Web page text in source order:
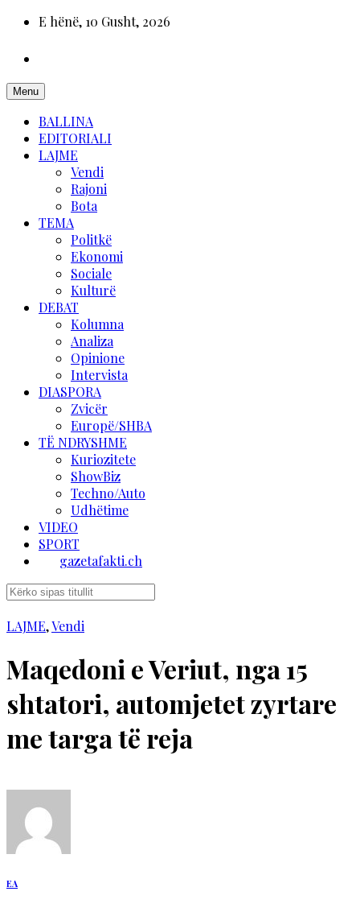
E hënë, 10 Gusht, 2026
Menu
BALLINA
EDITORIALI
LAJME
Vendi
Rajoni
Bota
TEMA
Politkë
Ekonomi
Sociale
Kulturë
DEBAT
Kolumna
Analiza
Opinione
Intervista
DIASPORA
Zvicër
Europë/SHBA
TË NDRYSHME
Kuriozitete
ShowBiz
Techno/Auto
Udhëtime
VIDEO
SPORT
gazetafakti.ch
LAJME,Vendi
Maqedoni e Veriut, nga 15
shtatori, automjetet zyrtare
me targa të reja
EA